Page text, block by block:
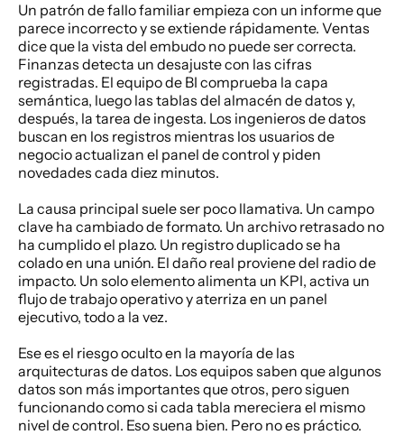
Un patrón de fallo familiar empieza con un informe que
parece incorrecto y se extiende rápidamente. Ventas
dice que la vista del embudo no puede ser correcta.
Finanzas detecta un desajuste con las cifras
registradas. El equipo de BI comprueba la capa
semántica, luego las tablas del almacén de datos y,
después, la tarea de ingesta. Los ingenieros de datos
buscan en los registros mientras los usuarios de
negocio actualizan el panel de control y piden
novedades cada diez minutos.
La causa principal suele ser poco llamativa. Un campo
clave ha cambiado de formato. Un archivo retrasado no
ha cumplido el plazo. Un registro duplicado se ha
colado en una unión. El daño real proviene del radio de
impacto. Un solo elemento alimenta un KPI, activa un
flujo de trabajo operativo y aterriza en un panel
ejecutivo, todo a la vez.
Ese es el riesgo oculto en la mayoría de las
arquitecturas de datos. Los equipos saben que algunos
datos son más importantes que otros, pero siguen
funcionando como si cada tabla mereciera el mismo
nivel de control. Eso suena bien. Pero no es práctico.